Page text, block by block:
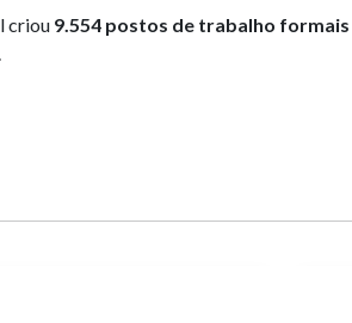
criou 9.554 postos de trabalho formais